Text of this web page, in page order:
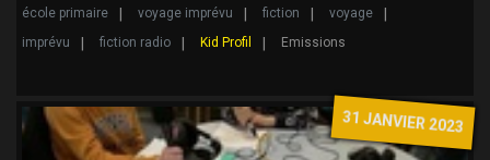
école primaire
voyage imprévu fiction
voyage
imprévu
fiction radio Kid Profil Emissions
31 JANVIER 2023